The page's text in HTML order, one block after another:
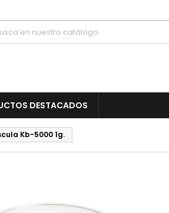
DESTACADOS
Kb-5000 1g.